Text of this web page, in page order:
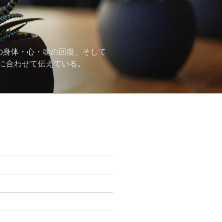
体・心・魂の回復、そして
わせて伝えている。